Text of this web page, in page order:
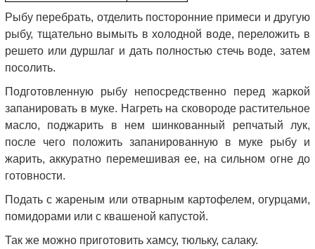
Рыбу перебрать, отделить посторонние примеси и другую
рыбу, тщательно вымыть в холодной воде, переложить в
решето или дуршлаг и дать полностью стечь воде, затем
посолить.
Подготовленную рыбу непосредственно перед жаркой
запанировать в муке. Нагреть на сковороде растительное
масло, поджарить в нем шинкованный репчатый лук,
после чего положить запанированную в муке рыбу и
жарить, аккуратно перемешивая ее, на сильном огне до
готовности.
Подать с жареным или отварным картофелем, огурцами,
помидорами или с квашеной капустой.
Так же можно приготовить хамсу, тюльку, салаку.